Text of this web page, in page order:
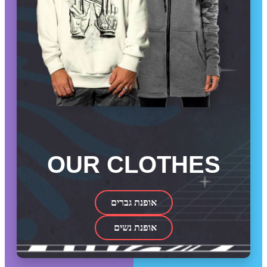
OUR CLOTHES
אופנת גברים
אופנת נשים